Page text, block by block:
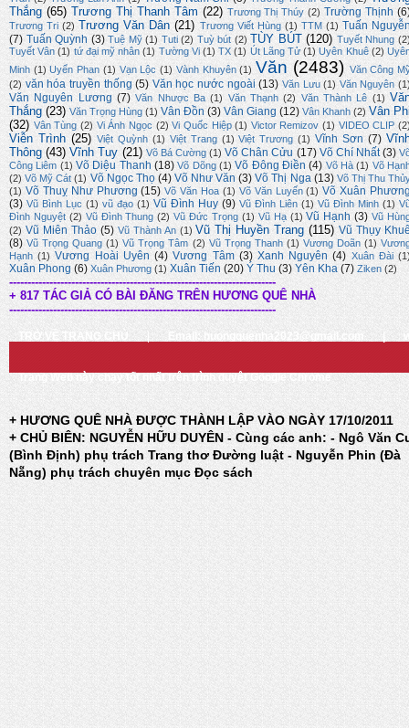
Thắng (65) Trương Thị Thanh Tâm (22) Trương Thị Thúy (2) Trường Thịnh
Trương Tri (2) Trương Văn Dân (21) Trương Viết Hùng (1) TTM (1) Tuấn
(7) Tuấn Quỳnh (3) Tuệ Mỹ (1) Tuti (2) Tuỳ bút (2) TÙY BÚT (120) Tuyết Nhung
Tuyết Vân (1) tứ đại mỹ nhân (1) Tường Vi (1) TX (1) Út Lãng Tử (1) Uyên Khuê (2)
Minh (1) Uyển Phan (1) Vạn Lộc (1) Vành Khuyên (1) Văn (2483) Văn Công
(2) văn hóa truyền thống (5) Văn học nước ngoài (13) Văn Lưu (1) Văn Nguyên
Văn Nguyên Lương (7) Văn Nhược Ba (1) Văn Thạnh (2) Văn Thành Lê (1)
Thắng (23) Văn Trọng Hùng (1) Vân Đồn (3) Vân Giang (12) Vân Khanh (2) Vân
(32) Vân Tùng (2) Vi Ánh Ngọc (2) Vi Quốc Hiệp (1) Victor Remizov (1) VIDEO CLIP
Viễn Trình (25) Việt Quỳnh (1) Việt Trang (1) Việt Trương (1) Vĩnh Sơn (7)
Thông (43) Vĩnh Tuy (21) Võ Bá Cường (1) Võ Chân Cửu (17) Võ Chí Nhất (3)
Công Liêm (1) Võ Diệu Thanh (18) Võ Dõng (1) Võ Đông Điền (4) Võ Hà (1) Võ
(2) Võ Mỹ Cát (1) Võ Ngọc Thọ (4) Võ Như Văn (3) Võ Thị Nga (13) Võ Thị Thu
(1) Võ Thuỵ Như Phương (15) Võ Văn Hoa (1) Võ Văn Luyến (1) Võ Xuân
(3) Vũ Bình Lục (1) vũ đạo (1) Vũ Đình Huy (9) Vũ Đình Liên (1) Vũ Đình Minh (1)
Đình Nguyệt (2) Vũ Đình Thung (2) Vũ Đức Trọng (1) Vũ Hạ (1) Vũ Hạnh (3) Vũ
(2) Vũ Miên Thảo (5) Vũ Thành An (1) Vũ Thị Huyền Trang (115) Vũ Thụy
(8) Vũ Trọng Quang (1) Vũ Trọng Tâm (2) Vũ Trọng Thanh (1) Vương Doãn (1)
Hạnh (1) Vương Hoài Uyên (4) Vương Tâm (3) Xanh Nguyên (4) Xuân Đài
Xuân Phong (6) Xuân Phương (1) Xuân Tiến (20) Ý Thu (3) Yên Kha (7) Ziken (2)
-------------------------------------------------------------------------
+ 817 TÁC GIẢ CÓ BÀI ĐĂNG TRÊN HƯƠNG QUÊ NHÀ
-------------------------------------------------------------------------
TRỞ VỀ TRANG CHỦ Email: huongquenha2023@gmail.com
Trang Web này chạy tốt nhất trên trình duyệt Google Chrome
+ HƯƠNG QUÊ NHÀ ĐƯỢC THÀNH LẬP VÀO NGÀY 17/10/2011
+ CHỦ BIÊN: NGUYỄN HỮU DUYÊN - Cùng các anh: - Ngô Văn
(Bình Định) phụ trách Trang thơ Đường luật - Nguyễn Phin (Đà
Nẵng) phụ trách chuyên mục Đọc sách